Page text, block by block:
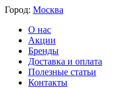
Город: Москва
О нас
Акции
Бренды
Доставка и оплата
Полезные статьи
Контакты